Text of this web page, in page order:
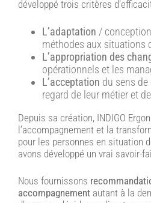
développé trois critères
L’adaptation /
méthodes aux situations
L’appropriation des
opérationnels et les
L’acceptation du sens
regard de leur métier et
Depuis sa création, INDIGO
l’accompagnement et la
pour les personnes en situation
avons développé un vrai savoir-
Nous fournissons
accompagnement autant à la